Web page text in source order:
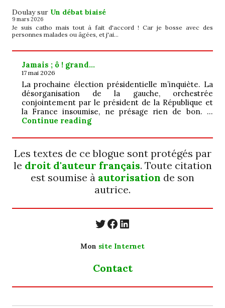
Doulaysur Un débat biaisé
9 mars 2026
Je suis catho mais tout à fait d'accord ! Car je bosse avec des
personnes malades ou âgées, et j'ai…
Jamais ; ô ! grand…
17 mai 2026
La prochaine élection présidentielle m’inquiète. La
désorganisation de la gauche, orchestrée
conjointement par le président de la République et
la France insoumise, ne présage rien de bon. …
Continue readingJamais ; ô ! grand…
Les textes de ce blogue sont protégés par
le droit d'auteur français. Toute citation
est soumise à autorisation de son
autrice.
https://twitter.com/
https://
https://www.linkedin.com/in/cecyle-jung-cyjung/
Mon site Internet
Contact